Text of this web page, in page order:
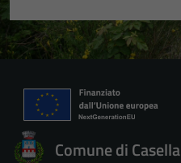
Comune di Casella